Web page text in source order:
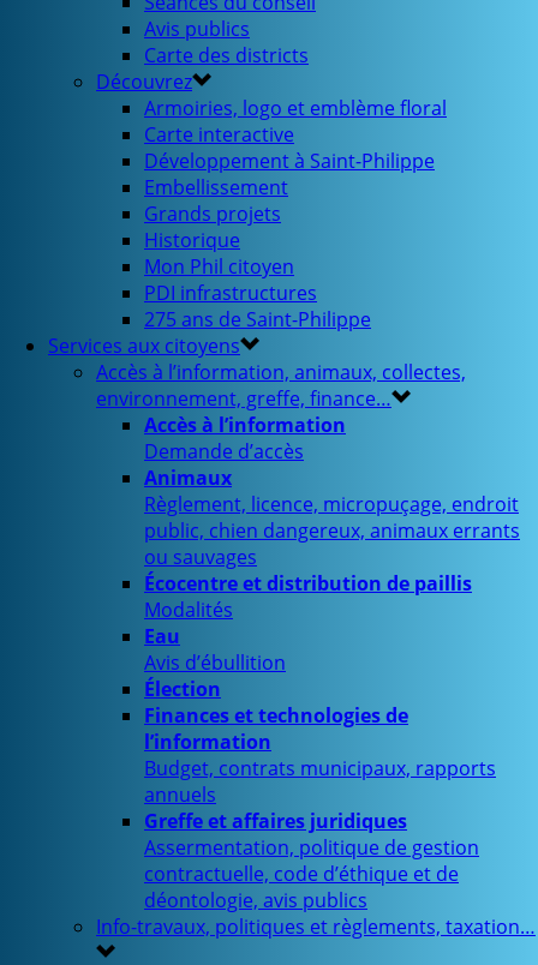
Avis publics
Carte des districts
Découvrez
Armoiries, logo et emblème floral
Carte interactive
Développement à Saint-Philippe
Embellissement
Grands projets
Historique
Mon Phil citoyen
PDI infrastructures
275 ans de Saint-Philippe
Services aux citoyens
Accès à l’information, animaux, collectes,
environnement, greffe, finance…
Accès à l’information
Demande d’accès
Animaux
Règlement, licence, micropuçage, endroit
public, chien dangereux, animaux errants
ou sauvages
Écocentre et distribution de paillis
Modalités
Eau
Avis d’ébullition
Élection
Finances et technologies de
l’information
Budget, contrats municipaux, rapports
annuels
Greffe et affaires juridiques
Assermentation, politique de gestion
contractuelle, code d’éthique et de
déontologie, avis publics
Info-travaux, politiques et règlements, taxation…